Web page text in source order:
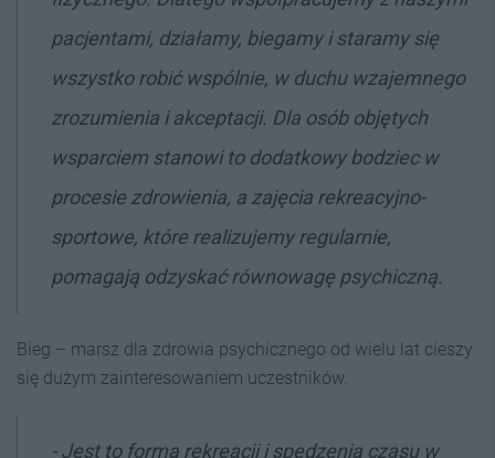
pacjentami, działamy, biegamy i staramy się
wszystko robić wspólnie, w duchu wzajemnego
zrozumienia i akceptacji. Dla osób objętych
wsparciem stanowi to dodatkowy bodziec w
procesie zdrowienia, a zajęcia rekreacyjno-
sportowe, które realizujemy regularnie,
pomagają odzyskać równowagę psychiczną.
Bieg – marsz dla zdrowia psychicznego od wielu lat cieszy
się dużym zainteresowaniem uczestników.
- Jest to forma rekreacji i spędzenia czasu w